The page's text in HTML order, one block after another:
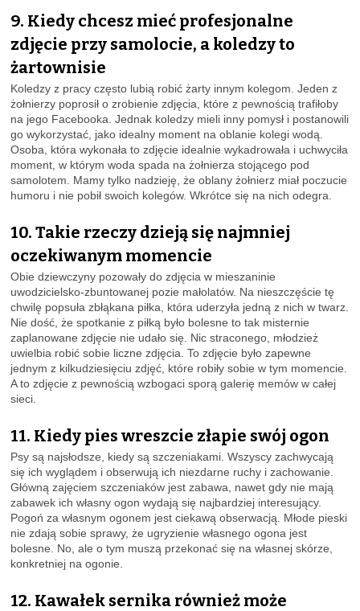
9. Kiedy chcesz mieć profesjonalne
zdjęcie przy samolocie, a koledzy to
żartownisie
Koledzy z pracy często lubią robić żarty innym kolegom. Jeden z
żołnierzy poprosił o zrobienie zdjęcia, które z pewnością trafiłoby
na jego Facebooka. Jednak koledzy mieli inny pomysł i postanowili
go wykorzystać, jako idealny moment na oblanie kolegi wodą.
Osoba, która wykonała to zdjęcie idealnie wykadrowała i uchwyciła
moment, w którym woda spada na żołnierza stojącego pod
samolotem. Mamy tylko nadzieję, że oblany żołnierz miał poczucie
humoru i nie pobił swoich kolegów. Wkrótce się na nich odegra.
10. Takie rzeczy dzieją się najmniej
oczekiwanym momencie
Obie dziewczyny pozowały do zdjęcia w mieszaninie
uwodzicielsko-zbuntowanej pozie małolatów. Na nieszczęście tę
chwilę popsuła zbłąkana piłka, która uderzyła jedną z nich w twarz.
Nie dość, że spotkanie z piłką było bolesne to tak misternie
zaplanowane zdjęcie nie udało się. Nic straconego, młodzież
uwielbia robić sobie liczne zdjęcia. To zdjęcie było zapewne
jednym z kilkudziesięciu zdjęć, które robiły sobie w tym momencie.
A to zdjęcie z pewnością wzbogaci sporą galerię memów w całej
sieci.
11. Kiedy pies wreszcie złapie swój ogon
Psy są najsłodsze, kiedy są szczeniakami. Wszyscy zachwycają
się ich wyglądem i obserwują ich niezdarne ruchy i zachowanie.
Główną zajęciem szczeniaków jest zabawa, nawet gdy nie mają
zabawek ich własny ogon wydają się najbardziej interesujący.
Pogoń za własnym ogonem jest ciekawą obserwacją. Młode pieski
nie zdają sobie sprawy, że ugryzienie własnego ogona jest
bolesne. No, ale o tym muszą przekonać się na własnej skórze,
konkretniej na ogonie.
12. Kawałek sernika również może